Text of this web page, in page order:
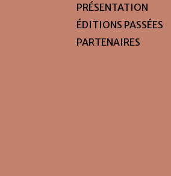
PRÉSENTATION
ÉDITIONS PASSÉES
PARTENAIRES